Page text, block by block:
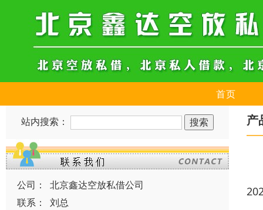
首页
站内搜索：
公司：
北京鑫达空放私借公司
联系：
刘总
产